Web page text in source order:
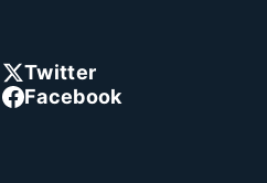
Twitter
Facebook